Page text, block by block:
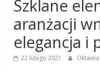
Szklane
aranżacji
elegancja i
22 lutego 2021